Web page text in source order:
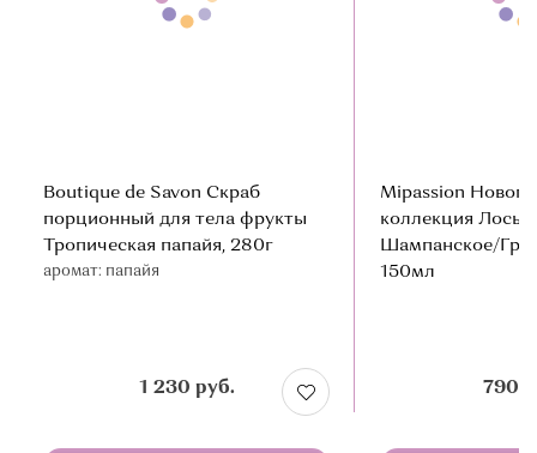
Boutique de Savon Скраб
порционный для тела фрукты
Тропическая папайя, 280г
аромат: папайя
1 230 руб.
Mipassion
коллекция
Шампанское/
150мл
790